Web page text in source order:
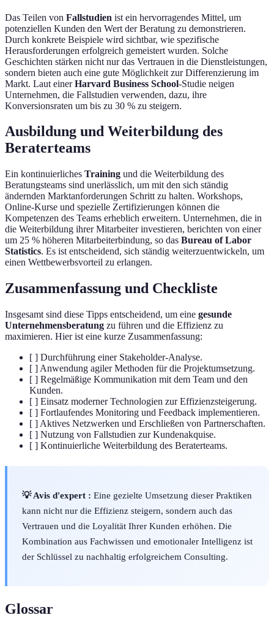
Das Teilen von Fallstudien ist ein hervorragendes Mittel, um
potenziellen Kunden den Wert der Beratung zu demonstrieren.
Durch konkrete Beispiele wird sichtbar, wie spezifische
Herausforderungen erfolgreich gemeistert wurden. Solche
Geschichten stärken nicht nur das Vertrauen in die Dienstleistungen,
sondern bieten auch eine gute Möglichkeit zur Differenzierung im
Markt. Laut einerHarvard Business School-Studie neigen
Unternehmen, die Fallstudien verwenden, dazu, ihre
Konversionsraten um bis zu 30 % zu steigern.
Ausbildung und Weiterbildung des
Beraterteams
Ein kontinuierliches Training und die Weiterbildung des
Beratungsteams sind unerlässlich, um mit den sich ständig
ändernden Marktanforderungen Schritt zu halten. Workshops,
Online-Kurse und spezielle Zertifizierungen können die
Kompetenzen des Teams erheblich erweitern. Unternehmen, die in
die Weiterbildung ihrer Mitarbeiter investieren, berichten von einer
um 25 % höheren Mitarbeiterbindung, so das Bureau of Labor
Statistics. Es ist entscheidend, sich ständig weiterzuentwickeln, um
einen Wettbewerbsvorteil zu erlangen.
Zusammenfassung und Checkliste
Insgesamt sind diese Tipps entscheidend, um eine gesunde
Unternehmensberatung zu führen und die Effizienz zu
maximieren. Hier ist eine kurze Zusammenfassung:
[ ] Durchführung einer Stakeholder-Analyse.
[ ] Anwendung agiler Methoden für die Projektumsetzung.
[ ] Regelmäßige Kommunikation mit dem Team und den
Kunden.
[ ] Einsatz moderner Technologien zur Effizienzsteigerung.
[ ] Fortlaufendes Monitoring und Feedback implementieren.
[ ] Aktives Netzwerken und Erschließen von Partnerschaften.
[ ] Nutzung von Fallstudien zur Kundenakquise.
[ ] Kontinuierliche Weiterbildung des Beraterteams.
💡 Avis d'expert : Eine gezielte Umsetzung dieser Praktiken
kann nicht nur die Effizienz steigern, sondern auch das
Vertrauen und die Loyalität Ihrer Kunden erhöhen. Die
Kombination aus Fachwissen und emotionaler Intelligenz ist
der Schlüssel zu nachhaltig erfolgreichem Consulting.
Glossar